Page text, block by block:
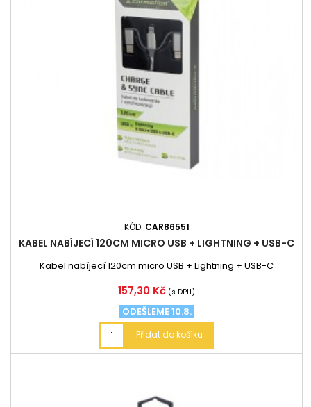
KÓD: CAR86551
KABEL NABÍJECÍ 120CM MICRO USB + LIGHTNING + USB-C
Kabel nabíjecí 120cm micro USB + Lightning + USB-C
Cena
157,30 Kč (s DPH)
ODEŠLEME 10.8.
Přidat do košíku